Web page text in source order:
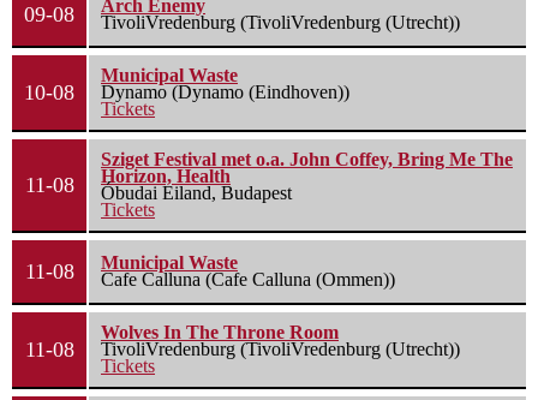
09-08
Arch Enemy
TivoliVredenburg (TivoliVredenburg (Utrecht))
10-08
Municipal Waste
Dynamo (Dynamo (Eindhoven))
Tickets
11-08
Sziget Festival met o.a. John Coffey, Bring Me The
Horizon, Health
Óbudai Eiland, Budapest
Tickets
11-08
Municipal Waste
Cafe Calluna (Cafe Calluna (Ommen))
11-08
Wolves In The Throne Room
TivoliVredenburg (TivoliVredenburg (Utrecht))
Tickets